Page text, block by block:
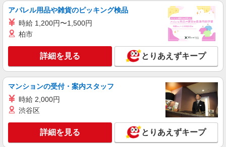
※時間外・深夜手当含む 【月収例】35万9000円(7
時間50分×21日+残業・深夜手当) 交通費：既定支
給
愛知県岡崎市真福寺町
詳細を見る
株式会社綜合キャリアオプション（1314VJ0805G55★17-S-T2）
機械部品の検査、加工、組付け業務/日払いOK
時給1,500円〜1,875円 ※経験・能力による
※時間外手当含む 交通費：既定支給
キープ 詳細を見る
アパレル用品や雑貨のピッキング検品
時給 1,200円〜1,500円
柏市
詳細を見る とりあえずキープ
マンションの受付・案内スタッフ
時給 2,000円
渋谷区
詳細を見る とりあえずキープ